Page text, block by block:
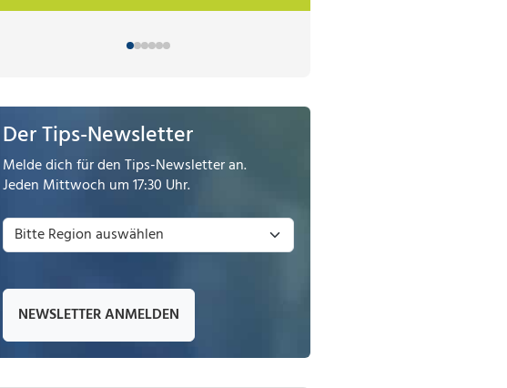
Der Tips-Newsletter
Melde dich für den Tips-Newsletter an.
Jeden Mittwoch um 17:30 Uhr.
NEWSLETTER ANMELDEN